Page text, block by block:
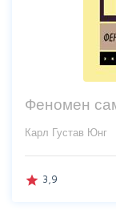
Феномен
Карл Густав Юнг
grade 3,9